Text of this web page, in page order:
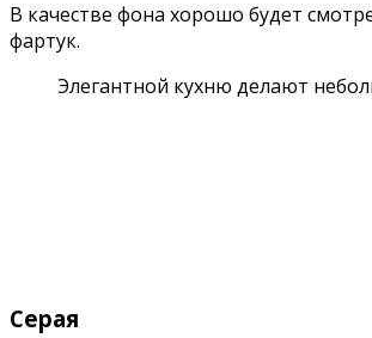
В качестве фона хорошо будет
фартук.
Элегантной кухню делают
Серая